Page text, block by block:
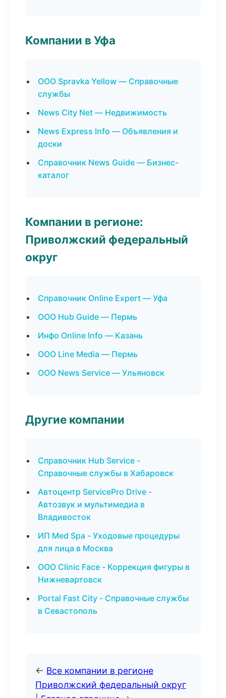
Компании в Уфа
ООО Spravka Yellow — Справочные
службы
News City Net — Недвижимость
News Express Info — Объявления и
доски
Справочник News Guide — Бизнес-
каталог
Компании в регионе:
Приволжский федеральный
округ
Справочник Online Expert — Уфа
ООО Hub Guide — Пермь
Инфо Online Info — Казань
ООО Line Media — Пермь
ООО News Service — Ульяновск
Другие компании
Справочник Hub Service -
Справочные службы в Хабаровск
Автоцентр ServicePro Drive -
Автозвук и мультимедиа в
Владивосток
ИП Med Spa - Уходовые процедуры
для лица в Москва
ООО Clinic Face - Коррекция фигуры в
Нижневартовск
Portal Fast City - Справочные службы
в Севастополь
← Все компании в регионе
Приволжский федеральный округ